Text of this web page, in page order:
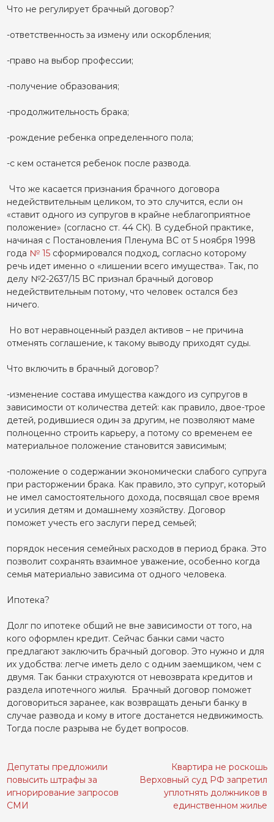
Что не регулирует брачный договор?
-ответственность за измену или оскорбления;
-право на выбор профессии;
-получение образования;
-продолжительность брака;
-рождение ребенка определенного пола;
-с кем останется ребенок после развода.
Что же касается признания брачного договора
недействительным целиком, то это случится, если он
«ставит одного из супругов в крайне неблагоприятное
положение» (согласно ст. 44 СК). В судебной практике,
начиная с Постановления Пленума ВС от 5 ноября 1998
года № 15 сформировался подход, согласно которому
речь идет именно о «лишении всего имущества». Так, по
делу №2-2637/15 ВС признал брачный договор
недействительным потому, что человек остался без
ничего.
Но вот неравноценный раздел активов – не причина
отменять соглашение, к такому выводу приходят суды.
Что включить в брачный договор?
-изменение состава имущества каждого из супругов в
зависимости от количества детей: как правило, двое-трое
детей, родившиеся один за другим, не позволяют маме
полноценно строить карьеру, а потому со временем ее
материальное положение становится зависимым;
-положение о содержании экономически слабого супруга
при расторжении брака. Как правило, это супруг, который
не имел самостоятельного дохода, посвящал свое время
и усилия детям и домашнему хозяйству. Договор
поможет учесть его заслуги перед семьей;
порядок несения семейных расходов в период брака. Это
позволит сохранять взаимное уважение, особенно когда
семья материально зависима от одного человека.
Ипотека?
Долг по ипотеке общий не вне зависимости от того, на
кого оформлен кредит. Сейчас банки сами часто
предлагают заключить брачный договор. Это нужно и для
их удобства: легче иметь дело с одним заемщиком, чем с
двумя. Так банки страхуются от невозврата кредитов и
раздела ипотечного жилья. Брачный договор поможет
договориться заранее, как возвращать деньги банку в
случае развода и кому в итоге достанется недвижимость.
Тогда после разрыва не будет вопросов.
Навигация
по
записям
Депутаты предложили
повысить штрафы за
игнорирование запросов
СМИ
Квартира не роскошь
Верховный суд РФ запретил
уплотнять должников в
единственном жилье